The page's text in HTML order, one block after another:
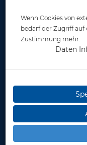
* inkl. MwSt.zzgl.
Wenn Cookies von
bedarf der Zugriff
Zustimmung mehr.
Daten